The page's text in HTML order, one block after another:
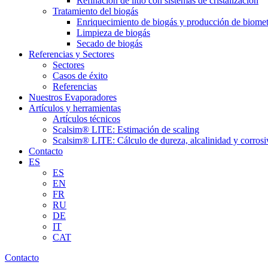
Tratamiento del biogás
Enriquecimiento de biogás y producción de
Limpieza de biogás
Secado de biogás
Referencias y Sectores
Sectores
Casos de éxito
Referencias
Nuestros Evaporadores
Artículos y herramientas
Artículos técnicos
Scalsim® LITE: Estimación de scaling
Scalsim® LITE: Cálculo de dureza, alcalinidad y
Contacto
ES
ES
EN
FR
RU
DE
IT
CAT
Contacto